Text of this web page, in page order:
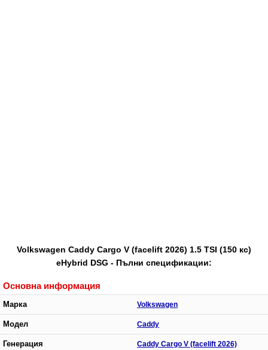
Volkswagen Caddy Cargo V (facelift 2026) 1.5 TSI (150 кс)
eHybrid DSG - Пълни спецификации:
Основна информация
Марка Volkswagen
Модел Caddy
Генерация Caddy Cargo V (facelift 2026)